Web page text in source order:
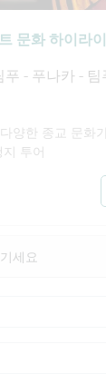
문화 하이라
- 푸나카 - 팀
양한 종교 문화
투어
세요